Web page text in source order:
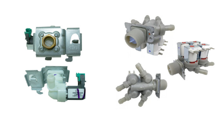
$46.62
$30.68
AGREGAR AL CARRITO